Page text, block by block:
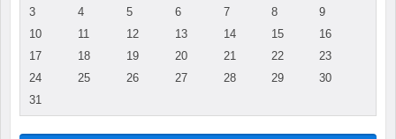
3
4 5 6 7 8
9
10
11 12 13 14 15
16
17
18 19 20 21 22
23
24
25 26 27 28 29
30
31